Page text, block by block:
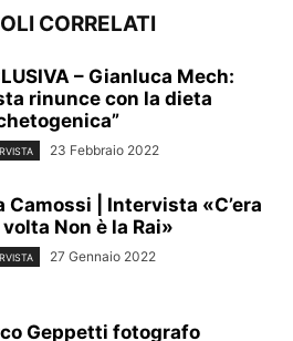
CORRELATI
– Gianluca Mech:
rinunce con la dieta
23 Febbraio 2022
Camossi | Intervista «C’era
Non è la Rai»
27 Gennaio 2022
Geppetti fotografo